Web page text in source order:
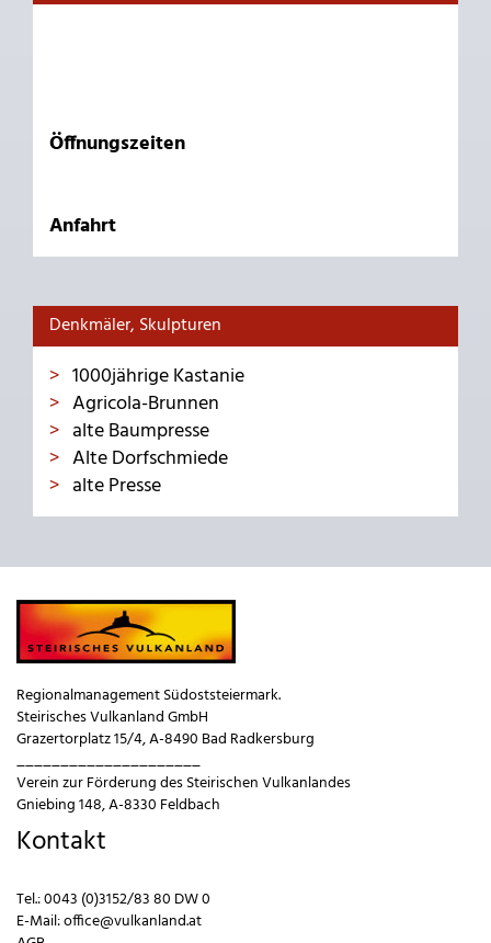
Öffnungszeiten
Anfahrt
Denkmäler, Skulpturen
1000jährige Kastanie
Agricola-Brunnen
alte Baumpresse
Alte Dorfschmiede
alte Presse
Regionalmanagement Südoststeiermark.
Steirisches Vulkanland GmbH
Grazertorplatz 15/4, A-8490 Bad Radkersburg
_____________________
Verein zur Förderung des Steirischen Vulkanlandes
Gniebing 148, A-8330 Feldbach
Kontakt
Tel.:0043 (0)3152/83 80 DW 0
E-Mail:office@vulkanland.at